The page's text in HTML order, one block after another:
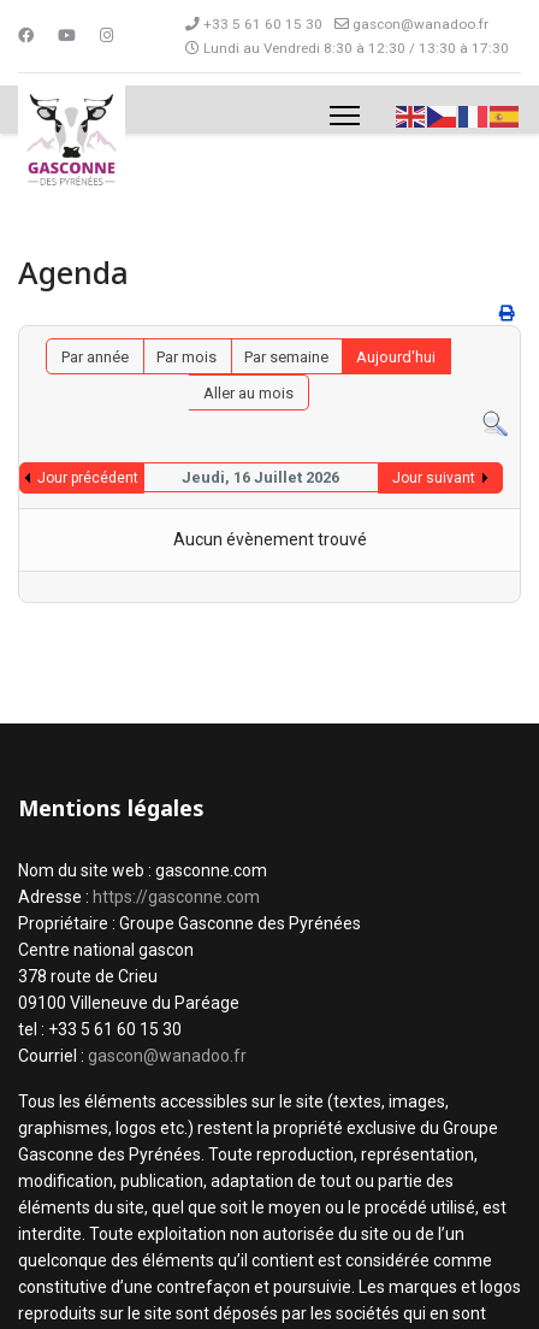
+33 5 61 60 15 30
gascon@wanadoo.fr
Lundi au Vendredi 8:30 à 12:30 / 13:30 à 17:30
Agenda
Par année Par mois Par semaine
Aujourd'hui
Aller au mois
Jour précédent Jeudi, 16 Juillet 2026 Jour suivant
Aucun évènement trouvé
Mentions légales
Nom du site web : gasconne.com
Adresse : https://gasconne.com
Propriétaire : Groupe Gasconne des Pyrénées
Centre national gascon
378 route de Crieu
09100 Villeneuve du Paréage
tel : +33 5 61 60 15 30
Courriel : gascon@wanadoo.fr
Tous les éléments accessibles sur le site (textes, images,
graphismes, logos etc.) restent la propriété exclusive du Groupe
Gasconne des Pyrénées. Toute reproduction, représentation,
modification, publication, adaptation de tout ou partie des
éléments du site, quel que soit le moyen ou le procédé utilisé, est
interdite. Toute exploitation non autorisée du site ou de l’un
quelconque des éléments qu’il contient est considérée comme
constitutive d’une contrefaçon et poursuivie. Les marques et logos
reproduits sur le site sont déposés par les sociétés qui en sont